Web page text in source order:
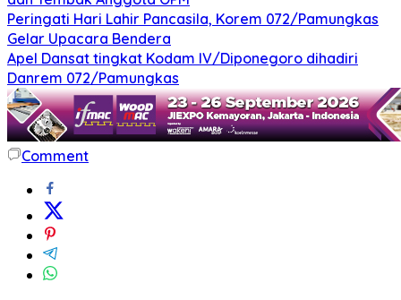
Peringati Hari Lahir Pancasila, Korem 072/Pamungkas
Gelar Upacara Bendera
Apel Dansat tingkat Kodam lV/Diponegoro dihadiri
Danrem 072/Pamungkas
Comment